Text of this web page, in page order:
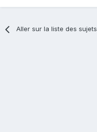
Aller sur la liste des sujets